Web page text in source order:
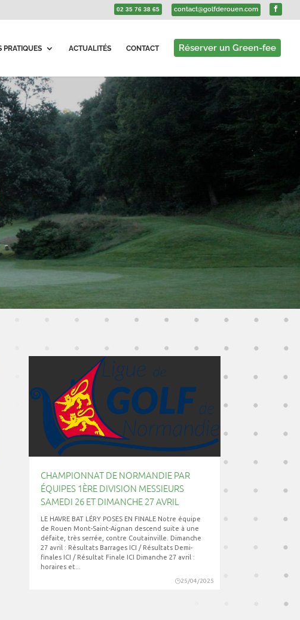
02 35 76 38 65 contact@golfderouen.com
PRATIQUES ACTUALITÉS CONTACT Réserver un Green-fee
CHAMPIONNAT DE NORMANDIE PAR
ÉQUIPES 1ÈRE DIVISION MESSIEURS
SAMEDI 26 ET DIMANCHE 27 AVRIL
25/04/2025
LE HAVRE BAT LÉRY POSES EN FINALE Notre équipe
de Rouen Mont-Saint-Aignan descend suite à une
défaite, très serrée, contre Coutainville. Dimanche
27 avril : Résultats Barrages ICI / Résultats Demi-
finales ICI / Résultat Finale ICI Dimanche 27 avril :
horaires et...